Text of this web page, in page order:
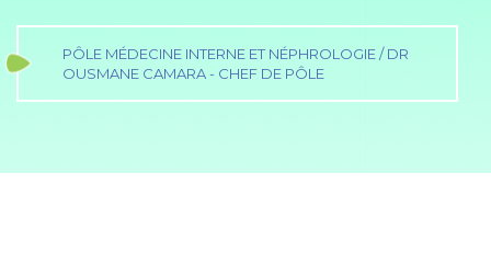
PÔLE MÉDECINE INTERNE ET NÉPHROLOGIE / DR
OUSMANE CAMARA - CHEF DE PÔLE